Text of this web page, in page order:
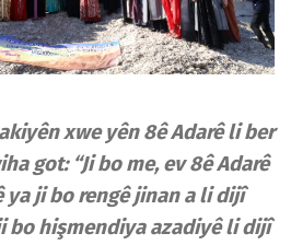
xwe yên 8ê Adarê li ber
got: “Ji bo me, ev 8ê Adarê
ji bo rengê jinan a li dijî
bo hişmendiya azadiyê li dijî